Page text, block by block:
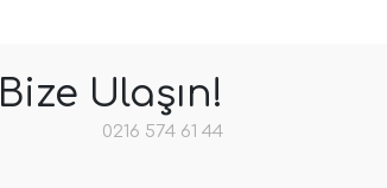
Bize Ulaşın!
0216 574 61 44